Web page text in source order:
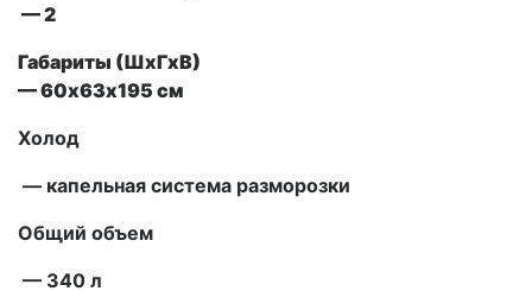
— 2
Габариты (ШxГxВ)
— 60х63х195 см
Холод
— капельная система разморозки
Общий объем
— 340 л